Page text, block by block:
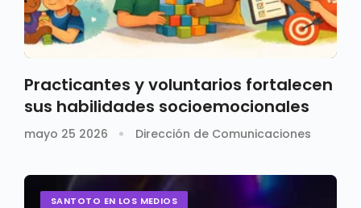
Practicantes y voluntarios fortalecen
sus habilidades socioemocionales
mayo 25 2026 Dirección de Comunicaciones
SANTOTO EN LOS MEDIOS